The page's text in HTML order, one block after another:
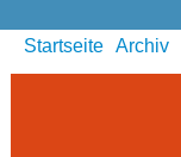
Startseite Archiv